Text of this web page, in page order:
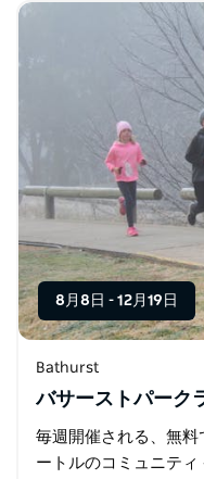
8月8日 - 12月19日
Bathurst
バサーストパーク
毎週開催される、無料
ートルのコミュニテ